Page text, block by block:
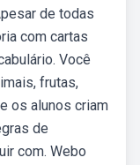
de todas
com cartas
Você
frutas,
os alunos criam
de
com. Webo